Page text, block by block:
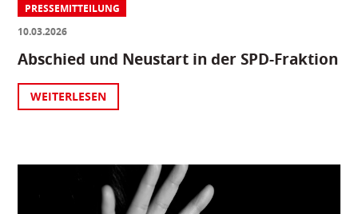
PRESSEMITTEILUNG
10.03.2026
Abschied und Neustart in der SPD-Fraktion
WEITERLESEN